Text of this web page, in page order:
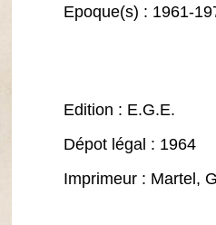
Epoque(s) : 1961-
Edition : E.G.E.
Dépot légal : 1964
Imprimeur : Martel,